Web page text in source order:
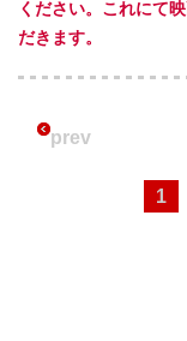
ください。これにて
だきます。
prev
1